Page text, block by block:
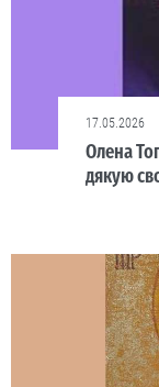
17.05.2026
Олена
дякую